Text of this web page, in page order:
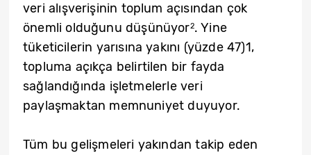
veri alışverişinin toplum açısından çok
önemli olduğunu düşünüyor2. Yine
tüketicilerin yarısına yakını (yüzde 47)1,
topluma açıkça belirtilen bir fayda
sağlandığında işletmelerle veri
paylaşmaktan memnuniyet duyuyor.
Tüm bu gelişmeleri yakından takip eden